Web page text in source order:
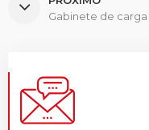
Gabinete de carga